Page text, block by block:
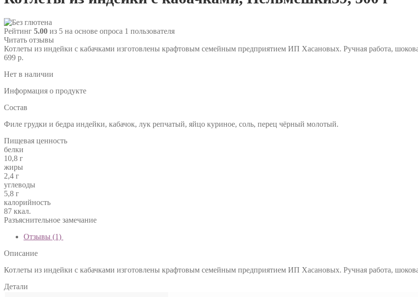
Рейтинг 5.00 из 5 на основе опроса 1 пользователя
Читать отзывы
Котлеты из индейки с кабачками изготовлены крафтовым семейным предприятием ИП Хасановых. Ручная работа,
699 р.
Нет в наличии
Информация о продукте
Состав
Филе грудки и бедра индейки, кабачок, лук репчатый, яйцо куриное, соль, перец чёрный молотый.
Пищевая ценность
белки
10,8 г
жиры
2,4 г
углеводы
5,8 г
калорийность
87 ккал.
Разъяснительное замечание
Отзывы (1)
Описание
Котлеты из индейки с кабачками изготовлены крафтовым семейным предприятием ИП Хасановых. Ручная работа,
Детали